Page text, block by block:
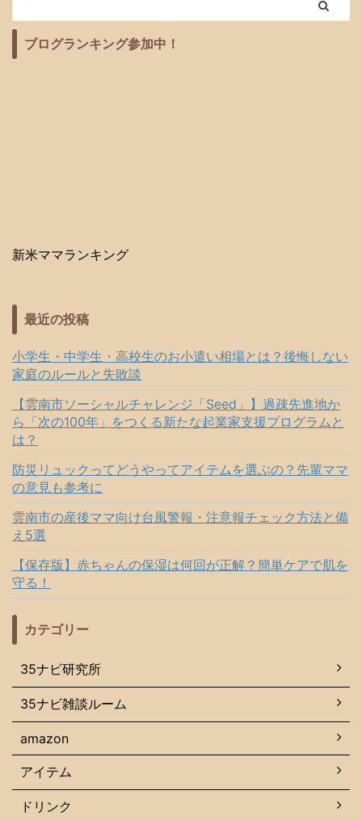
ブログランキング参加中！
新米ママランキング
最近の投稿
小学生・中学生・高校生のお小遣い相場とは？後悔しない
家庭のルールと失敗談
【雲南市ソーシャルチャレンジ「Seed」】過疎先進地か
ら「次の100年」をつくる新たな起業家支援プログラムと
は？
防災リュックってどうやってアイテムを選ぶの？先輩ママ
の意見も参考に
雲南市の産後ママ向け台風警報・注意報チェック方法と備
え5選
【保存版】赤ちゃんの保湿は何回が正解？簡単ケアで肌を
守る！
カテゴリー
35ナビ研究所
35ナビ雑談ルーム
amazon
アイテム
ドリンク